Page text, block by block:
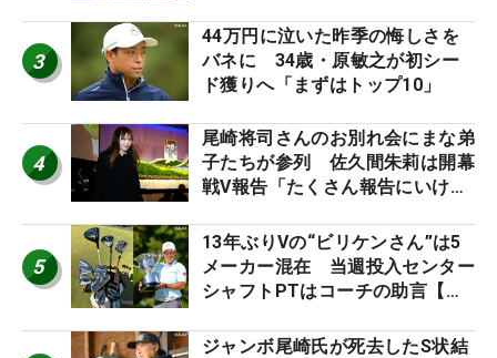
3
44万円に泣いた昨季の悔しさを
バネに 34歳・原敏之が初シー
ド獲りへ「まずはトップ10」
4
尾崎将司さんのお別れ会にまな弟
子たちが参列 佐久間朱莉は開幕
戦V報告「たくさん報告にいける
5
13年ぶりVの“ビリケンさん”は5
メーカー混在 当週投入センター
シャフトPTはコーチの助言【勝
ジャンボ尾崎氏が死去したS状結